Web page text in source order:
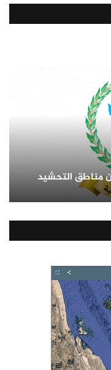
مناطق التحشيد